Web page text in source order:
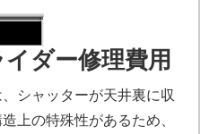
ダー修理費用
シャッターが天井裏に収
上の特殊性があるため、